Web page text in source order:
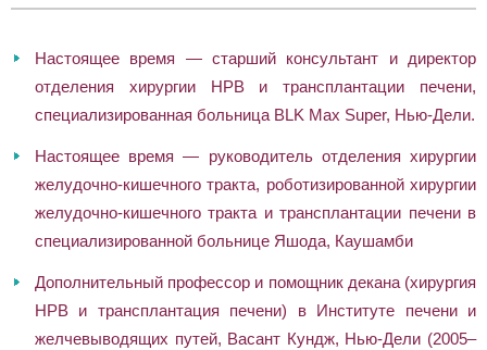
Настоящее время — старший консультант и директор
отделения хирургии HPB и трансплантации печени,
специализированная больница BLK Max Super, Нью-Дели.
Настоящее время — руководитель отделения хирургии
желудочно-кишечного тракта, роботизированной хирургии
желудочно-кишечного тракта и трансплантации печени в
специализированной больнице Яшода, Каушамби
Дополнительный профессор и помощник декана (хирургия
HPB и трансплантация печени) в Институте печени и
желчевыводящих путей, Васант Кундж, Нью-Дели (2005–